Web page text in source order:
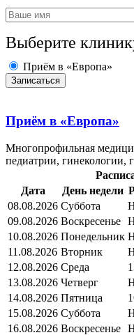
Выберите
Приём в «Европа»
Приём в «Европа»
Многопрофильная
педиатрии, гинекологии,
Дата
День недели
08.08.2026 Суббота
09.08.2026 Воскресенье
10.08.2026 Понедельник
11.08.2026 Вторник
12.08.2026 Среда
13.08.2026 Четверг
14.08.2026 Пятница
15.08.2026 Суббота
16.08.2026 Воскресенье